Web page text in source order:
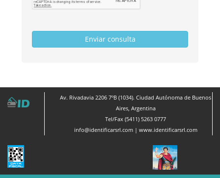
Av. Rivadavia 2206 7ºB (1034). Ciudad Autónoma de Buenos
Aires, Argentina
Tel/Fax (5411) 5263 0777
info@identificarsrl.com| www.identificarsrl.com